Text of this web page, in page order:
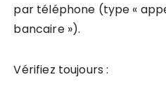
par téléphone (type «
bancaire »).
Vérifiez toujours :